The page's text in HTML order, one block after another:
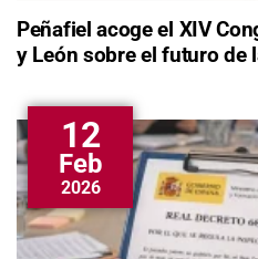
Peñafiel acoge el XIV
y León sobre el futuro de
12
Feb
2026